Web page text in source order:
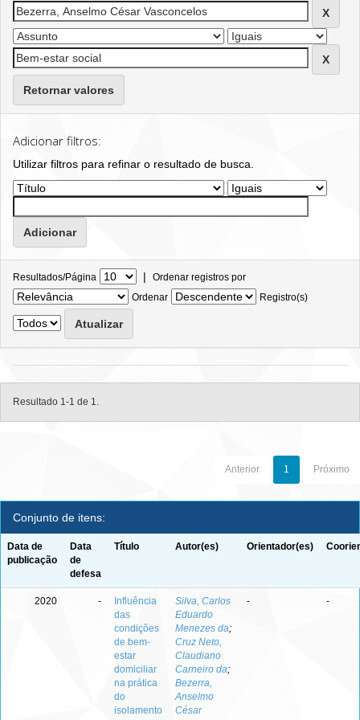
Retornar valores
Adicionar filtros:
Utilizar filtros para refinar o resultado de busca.
Resultados/Página | Ordenar registros por
Ordenar
Registro(s)
Resultado 1-1 de 1.
Anterior 1 Próximo
Conjunto de itens:
Data de
publicação
Data
de
defesa
Título Autor(es) Orientador(es)
2020 -
Influência
das
condições
de bem-
estar
domiciliar
na prática
do
isolamento
Silva, Carlos
Eduardo
Menezes da;
Cruz Neto,
Claudiano
Carneiro da;
Bezerra,
Anselmo
César
- -